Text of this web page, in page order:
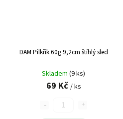
DAM Pilkřík 60g 9,2cm štíhlý sled
Skladem (9 ks)
69 Kč / ks